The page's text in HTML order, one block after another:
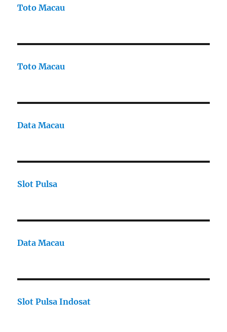
Toto Macau
Toto Macau
Data Macau
Slot Pulsa
Data Macau
Slot Pulsa Indosat